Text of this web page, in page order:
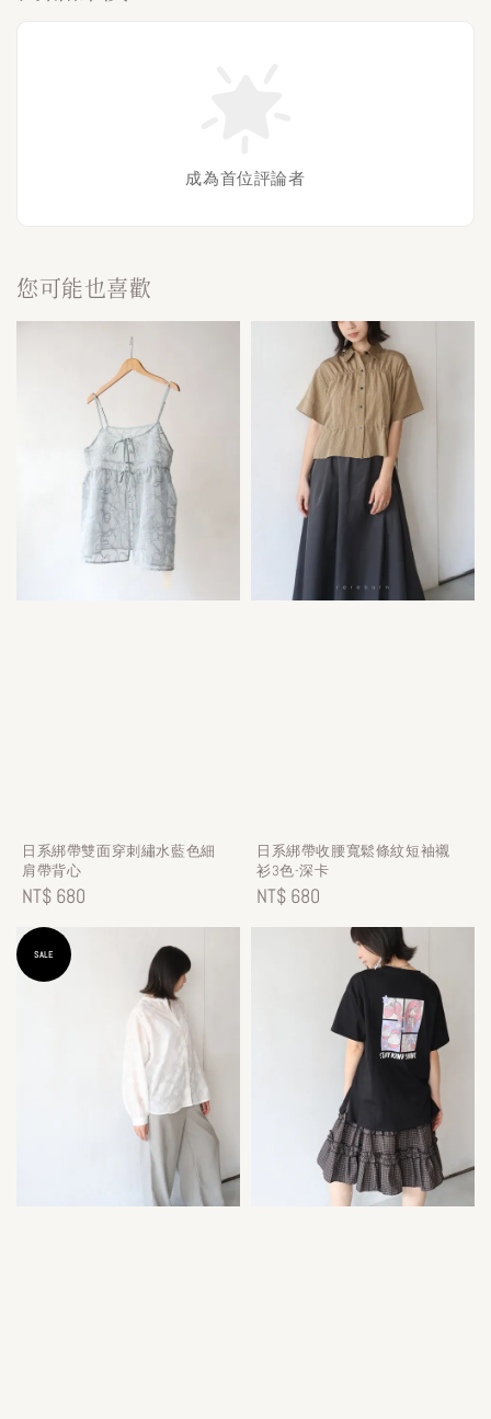
成為首位評論者
您可能也喜歡
日系綁帶雙面穿刺繡水藍色細
肩帶背心
Regular
price
NT$ 680
日系綁帶收腰寬鬆條紋短袖襯
衫3色-深卡
Regular
price
NT$ 680
SALE